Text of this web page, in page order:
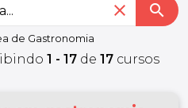
close search
de Gastronomia
1 - 17 de 17 cursos